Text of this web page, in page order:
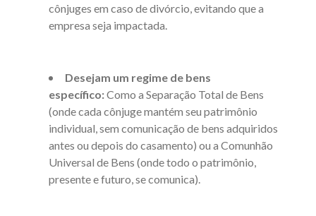
cônjuges em caso de divórcio, evitando que a
empresa seja impactada.
Desejam um regime de bens
específico:Como a Separação Total de Bens
(onde cada cônjuge mantém seu patrimônio
individual, sem comunicação de bens adquiridos
antes ou depois do casamento) ou a Comunhão
Universal de Bens (onde todo o patrimônio,
presente e futuro, se comunica).